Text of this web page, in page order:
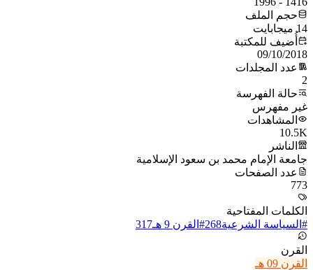
حجم الملف
14 ميجابايت
أُضيف للمكتبة
09/10/2018
عدد المجلدات
2
حالة الفهرسة
غير مفهرس
المشاهدات
10.5K
الناشر
جامعة الإمام محمد بن سعود الإسلامية
عدد الصفحات
773
الكلمات المفتاحية
# السياسة الشرعية268
# القرن 9 هـ 317
القرن
القرن 09 هـ